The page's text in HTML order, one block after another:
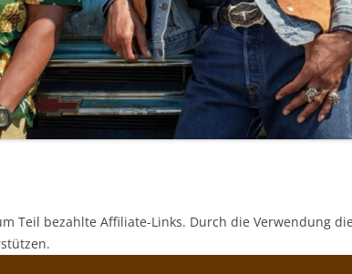
Teil bezahlte Affiliate-Links. Durch die Verwendung